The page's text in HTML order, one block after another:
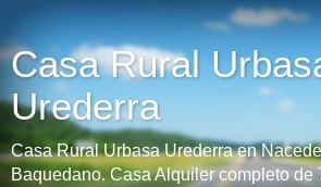
Casa Rural
Urederra
Casa Rural Urbasa Urederra en
Baquedano. Casa Alquiler completo de